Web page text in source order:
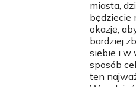
miasta,
będziecie
okazję,
bardziej
siebie i w
sposób
ten